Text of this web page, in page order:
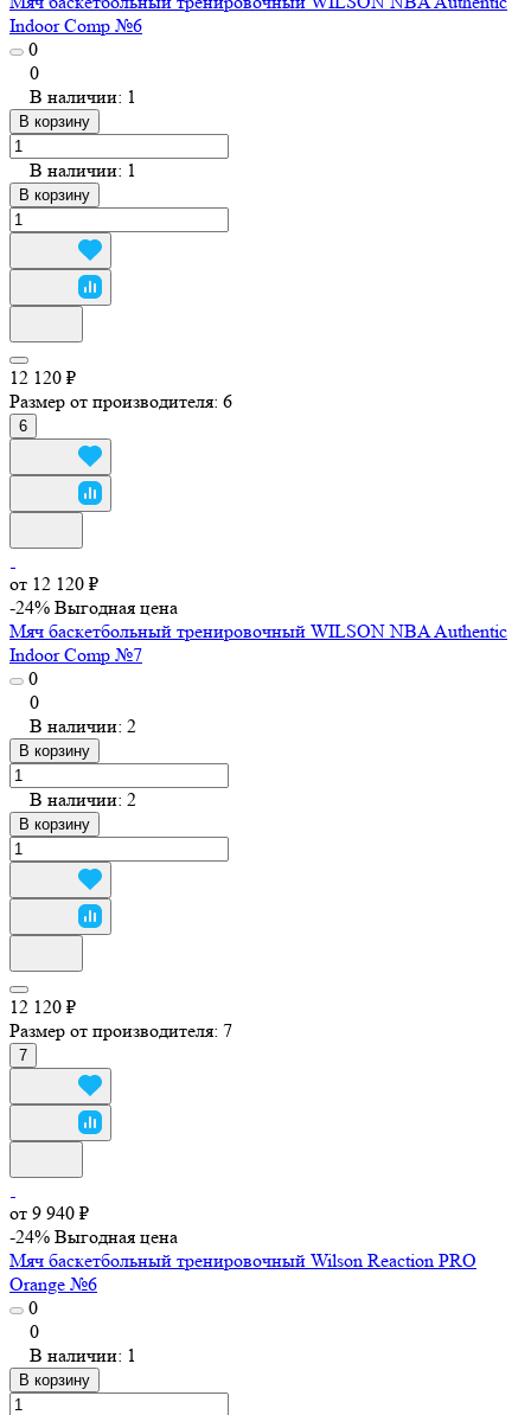
Indoor Comp №6
0
0
В наличии: 1
В корзину
В наличии: 1
В корзину
12 120 ₽
Размер от производителя: 6
6
от 12 120 ₽
-24% Выгодная цена
Мяч баскетбольный тренировочный WILSON NBA Authentic
Indoor Comp №7
0
0
В наличии: 2
В корзину
В наличии: 2
В корзину
12 120 ₽
Размер от производителя: 7
7
от 9 940 ₽
-24% Выгодная цена
Мяч баскетбольный тренировочный Wilson Reaction PRO
Orange №6
0
0
В наличии: 1
В корзину